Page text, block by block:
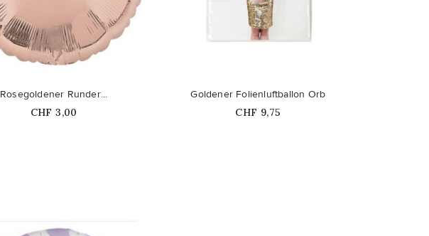
Rosegoldener Runder...
Price
CHF 3,00
Goldener Folienluftballon Orb
Price
CHF 9,75